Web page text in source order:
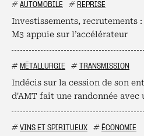
# AUTOMOBILE # REPRISE
Investissements, recrutements
M3 appuie sur l’accélérateur
# MÉTALLURGIE # TRANSMISSION
Indécis sur la cession de son
d'AMT fait une randonnée avec
# VINS ET SPIRITUEUX # ÉCONOMIE